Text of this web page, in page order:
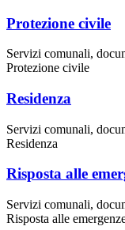
Protezione civile
Servizi comunali,
Protezione civile
Residenza
Servizi comunali,
Residenza
Risposta alle
Servizi comunali,
Risposta alle